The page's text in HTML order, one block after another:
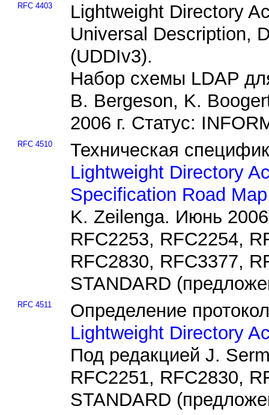
RFC 4403
Lightweight Directory
Universal Description,
(UDDIv3).
Набор схемы LDAP
B. Bergeson, K.
2006 г. Статус:
RFC 4510
Техническая
Lightweight Directory
Specification Road
K. Zeilenga. Июнь
RFC2253, RFC2254,
RFC2830, RFC3377,
STANDARD
RFC 4511
Определение
Lightweight Directory
Под редакцией J.
RFC2251, RFC2830,
STANDARD